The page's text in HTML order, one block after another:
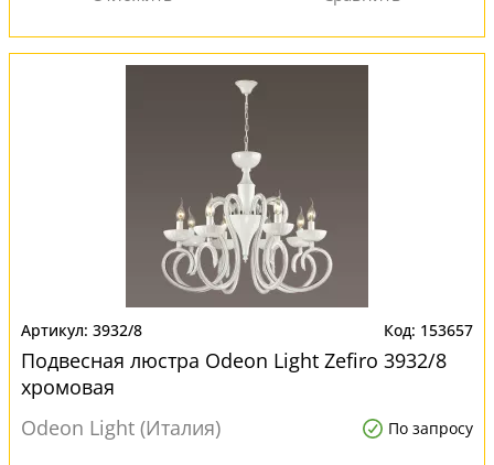
3932/8 153657
Подвесная люстра Odeon Light Zefiro 3932/8
хромовая
Odeon Light (Италия)
По запросу